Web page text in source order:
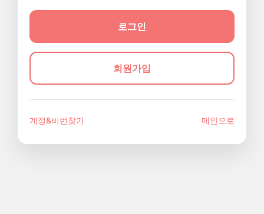
회원가입
계정&비번찾기 메인으로